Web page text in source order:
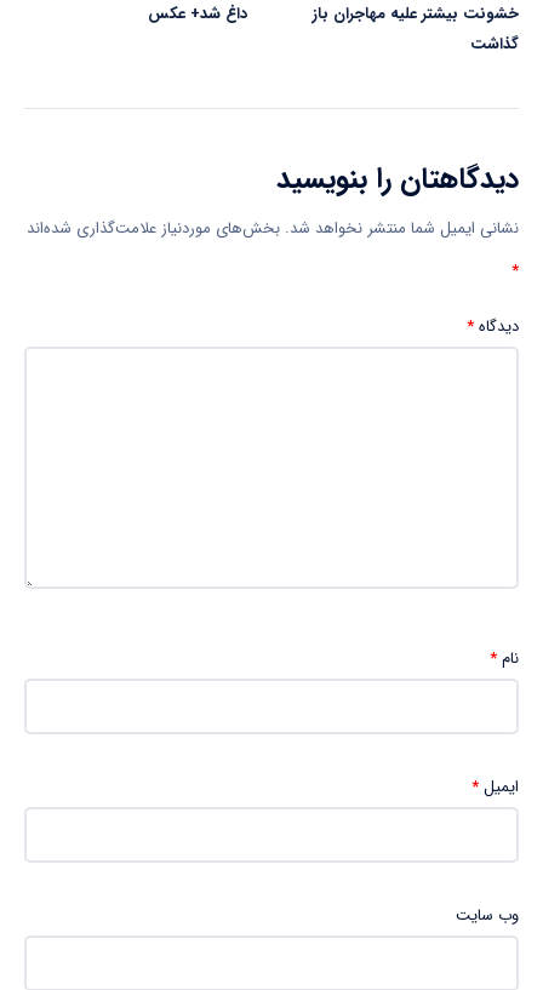
خشونت بیشتر علیه مهاجران باز
گذاشت
داغ شد+ عکس
دیدگاهتان را بنویسید
نشانی ایمیل شما منتشر نخواهد شد. بخش‌های موردنیاز علامت‌گذاری شده‌اند
*
دیدگاه*
نام*
ایمیل*
وب‌ سایت